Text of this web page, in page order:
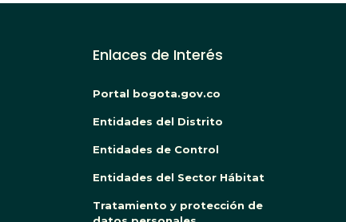
Enlaces de Interés
Portal bogota.gov.co
Entidades del Distrito
Entidades de Control
Entidades del Sector Hábitat
Tratamiento y protección de